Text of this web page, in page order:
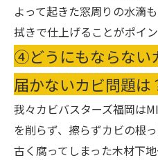
よって起きた窓周りの水滴
拭きで仕上げることがポイン
④どうにもならない
届かないカビ問題は
我々カビバスターズ福岡は
を削らず、擦らずカビの根
古く腐ってしまった木材下